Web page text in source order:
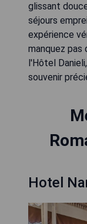
glissant
séjours
expérience
manquez pas
l'Hôtel
souvenir
Hotel